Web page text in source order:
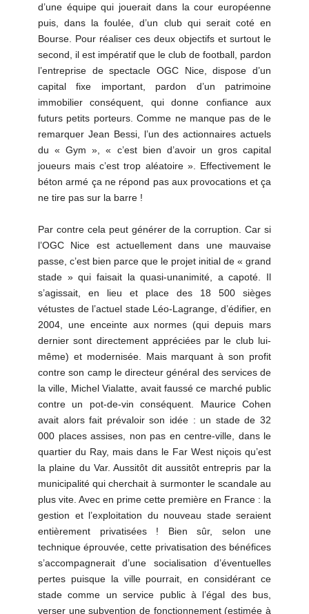
d’une équipe qui jouerait dans la cour européenne
puis, dans la foulée, d’un club qui serait coté en
Bourse. Pour réaliser ces deux objectifs et surtout le
second, il est impératif que le club de football, pardon
l’entreprise de spectacle OGC Nice, dispose d’un
capital fixe important, pardon d’un patrimoine
immobilier conséquent, qui donne confiance aux
futurs petits porteurs. Comme ne manque pas de le
remarquer Jean Bessi, l’un des actionnaires actuels
du « Gym », « c’est bien d’avoir un gros capital
joueurs mais c’est trop aléatoire ». Effectivement le
béton armé ça ne répond pas aux provocations et ça
ne tire pas sur la barre !
Par contre cela peut générer de la corruption. Car si
l’OGC Nice est actuellement dans une mauvaise
passe, c’est bien parce que le projet initial de « grand
stade » qui faisait la quasi-unanimité, a capoté. Il
s’agissait, en lieu et place des 18 500 sièges
vétustes de l’actuel stade Léo-Lagrange, d’édifier, en
2004, une enceinte aux normes (qui depuis mars
dernier sont directement appréciées par le club lui-
même) et modernisée. Mais marquant à son profit
contre son camp le directeur général des services de
la ville, Michel Vialatte, avait faussé ce marché public
contre un pot-de-vin conséquent. Maurice Cohen
avait alors fait prévaloir son idée : un stade de 32
000 places assises, non pas en centre-ville, dans le
quartier du Ray, mais dans le Far West niçois qu’est
la plaine du Var. Aussitôt dit aussitôt entrepris par la
municipalité qui cherchait à surmonter le scandale au
plus vite. Avec en prime cette première en France : la
gestion et l’exploitation du nouveau stade seraient
entièrement privatisées ! Bien sûr, selon une
technique éprouvée, cette privatisation des bénéfices
s’accompagnerait d’une socialisation d’éventuelles
pertes puisque la ville pourrait, en considérant ce
stade comme un service public à l’égal des bus,
verser une subvention de fonctionnement (estimée à